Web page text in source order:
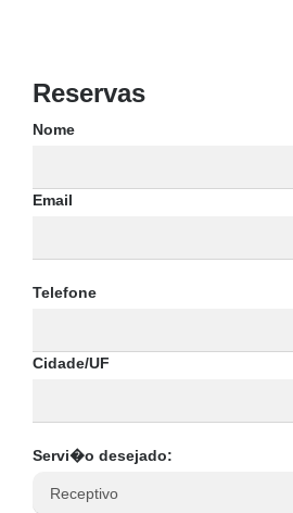
Reservas
Nome
Email
Telefone
Cidade/UF
Servi�o desejado: